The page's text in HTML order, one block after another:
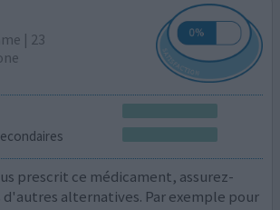
| 23
prescrit ce médicament, assurez-
d'autres alternatives. Par exemple pour